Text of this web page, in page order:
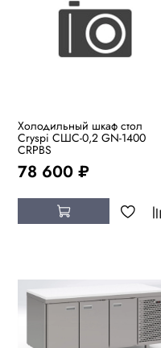
Холодильный шкаф стол
Cryspi СШC-0,2 GN-1400
CRPBS
78 600 ₽